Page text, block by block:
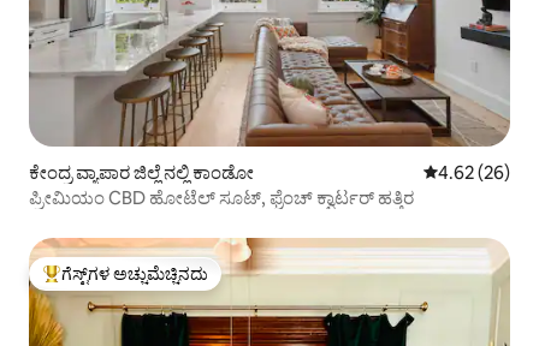
ಕೇಂದ್ರ ವ್ಯಾಪಾರ ಜಿಲ್ಲೆ ನಲ್ಲಿ ಕಾಂಡೋ 5 ರಲ್ಲಿ 4.62
4.62 (26)
ಪ್ರೀಮಿಯಂ CBD ಹೋಟೆಲ್ ಸೂಟ್, ಫ್ರೆಂಚ್ ಕ್ವಾರ್ಟರ್ ಹತ್ತಿರ
ಗೆಸ್ಟ್‌ಗಳಿಗೆ ಅತಿ ಹೆಚ್ಚು ಅಚ್ಚುಮೆಚ್ಚಿನದು
ಗೆಸ್ಟ್‌ಗಳ ಅಚ್ಚುಮೆಚ್ಚಿನದು